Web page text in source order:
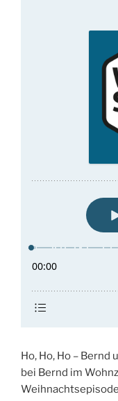
Ho, Ho, Ho –
bei Bernd im